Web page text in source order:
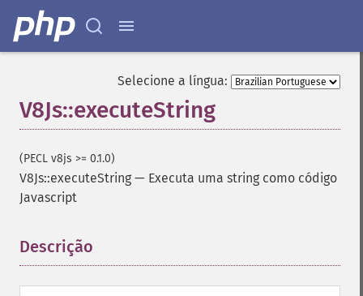
Selecione a língua:
V8Js::executeString
(PECL v8js >= 0.1.0)
V8Js::executeString — Executa uma string como código
Javascript
Descrição